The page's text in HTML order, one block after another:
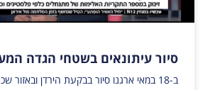
סיור עיתונאים בשטחי הגדה
ב-18 במאי ארגנו סיור בבקעת הירדן ובאזור